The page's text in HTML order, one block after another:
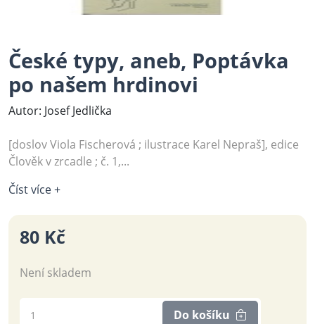
České typy, aneb, Poptávka
po našem hrdinovi
Autor: Josef Jedlička
[doslov Viola Fischerová ; ilustrace Karel Nepraš], edice
Člověk v zrcadle ; č. 1,...
Číst více +
80 Kč
Není skladem
Do košíku